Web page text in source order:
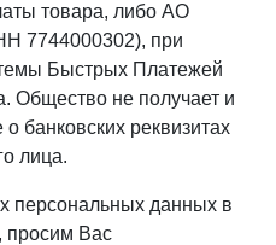
товара, либо АО
7744000302), при
Быстрых Платежей
Общество не получает и
банковских реквизитах
лица.
персональных данных в
просим Вас